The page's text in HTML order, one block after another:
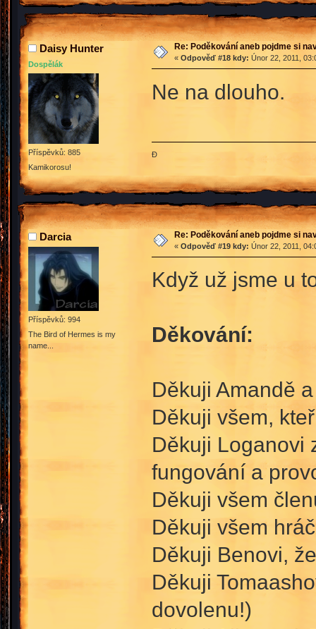
Daisy Hunter
Dospělák
Příspěvků: 885
Kamikorosu!
Re: Poděkování aneb pojdme si
« Odpověď #18 kdy: Únor 22, 2011,
Ne na dlouho.
Đ
Darcia
Příspěvků: 994
The Bird of Hermes is my
name...
Re: Poděkování aneb pojdme si
« Odpověď #19 kdy: Únor 22, 2011,
Když už jsme u
Děkování:
Děkuji Amandě
Děkuji všem,
Děkuji Loganovi
fungování a
Děkuji všem
Děkuji všem
Děkuji Benovi,
Děkuji
dovolenu!)